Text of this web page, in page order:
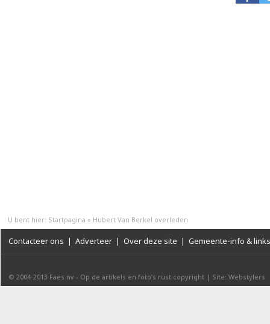
U bent hier: Startpagina » Hubert Van Berkel overleden
Contacteer ons | Adverteer | Over deze site | Gemeente-info & links
© 2004-2013 Faes nv - Op de artikels en foto’s rust copyright | Site: Webstylers